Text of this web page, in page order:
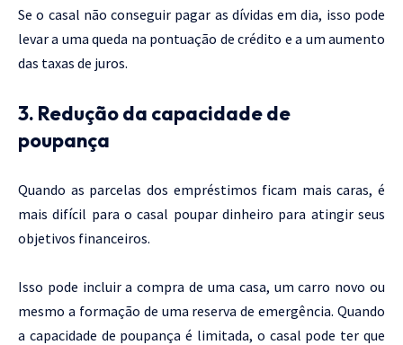
Se o casal não conseguir pagar as dívidas em dia, isso pode
levar a uma queda na pontuação de crédito e a um aumento
das taxas de juros.
3. Redução da capacidade de
poupança
Quando as parcelas dos empréstimos ficam mais caras, é
mais difícil para o casal poupar dinheiro para atingir seus
objetivos financeiros.
Isso pode incluir a compra de uma casa, um carro novo ou
mesmo a formação de uma reserva de emergência. Quando
a capacidade de poupança é limitada, o casal pode ter que